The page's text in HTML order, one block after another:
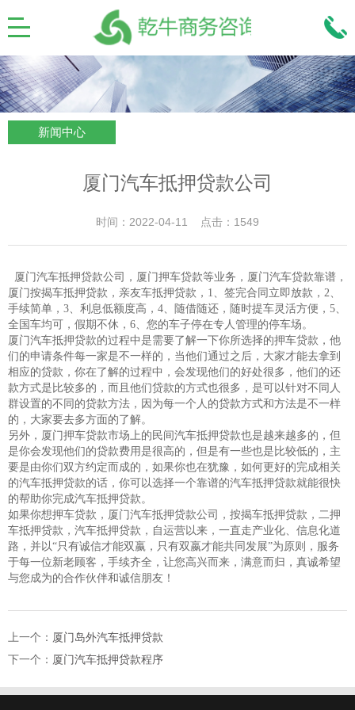
新闻中心
厦门汽车抵押贷款公司
时间：2022-04-11 点击：1549
厦门汽车抵押贷款公司，厦门押车贷款等业务，厦门汽车贷款靠谱，
厦门按揭车抵押贷款，亲友车抵押贷款，1、签完合同立即放款，2、
手续简单，3、利息低额度高，4、随借随还，随时提车灵活方便，5、
全国车均可，假期不休，6、您的车子停在专人管理的停车场。
厦门汽车抵押贷款的过程中是需要了解一下你所选择的押车贷款，他
们的申请条件每一家是不一样的，当他们通过之后，大家才能去拿到
相应的贷款，你在了解的过程中，会发现他们的好处很多，他们的还
款方式是比较多的，而且他们贷款的方式也很多，是可以针对不同人
群设置的不同的贷款方法，因为每一个人的贷款方式和方法是不一样
的，大家要去多方面的了解。
另外，厦门押车贷款市场上的民间汽车抵押贷款也是越来越多的，但
是你会发现他们的贷款费用是很高的，但是有一些也是比较低的，主
要是由你们双方约定而成的，如果你也在犹豫，如何更好的完成相关
的汽车抵押贷款的话，你可以选择一个靠谱的汽车抵押贷款就能很快
的帮助你完成汽车抵押贷款。
如果你想押车贷款，厦门汽车抵押贷款公司，按揭车抵押贷款，二押
车抵押贷款，汽车抵押贷款，自运营以来，一直走产业化、信息化道
路，并以“只有诚信才能双嬴，只有双嬴才能共同发展”为原则，服务
于每一位新老顾客，手续齐全，让您高兴而来，满意而归，真诚希望
与您成为的合作伙伴和诚信朋友！
上一个： 厦门岛外汽车抵押贷款
下一个： 厦门汽车抵押贷款程序